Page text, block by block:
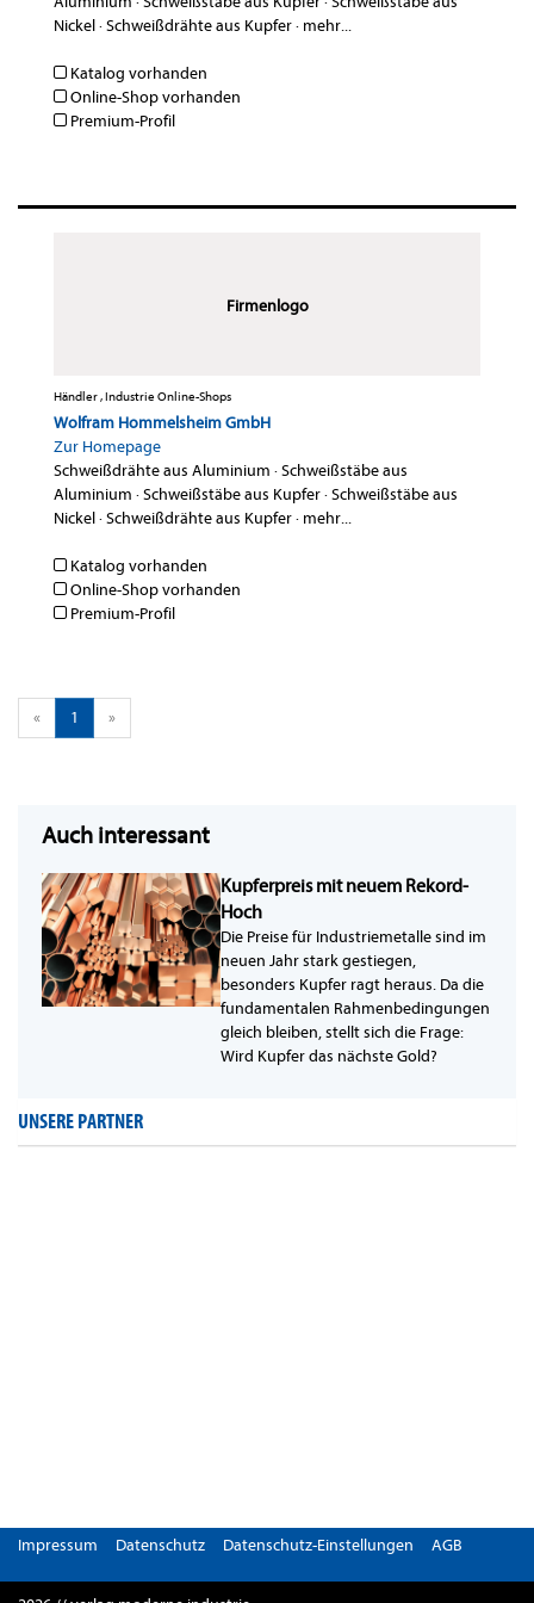
Nickel·Schweißdrähte aus Kupfer· mehr...
Katalog vorhanden
Online-Shop vorhanden
Premium-Profil
Firmenlogo
Händler , Industrie Online-Shops
Wolfram Hommelsheim GmbH
Zur Homepage
Schweißdrähte aus Aluminium ·Schweißstäbe aus
Aluminium ·Schweißstäbe aus Kupfer·Schweißstäbe aus
Nickel·Schweißdrähte aus Kupfer· mehr...
Katalog vorhanden
Online-Shop vorhanden
Premium-Profil
« 1 »
Auch interessant
Kupferpreis mit neuem Rekord-
Hoch
Die Preise für Industriemetalle sind im
neuen Jahr stark gestiegen,
besonders Kupfer ragt heraus. Da die
fundamentalen Rahmenbedingungen
gleich bleiben, stellt sich die Frage:
Wird Kupfer das nächste Gold?
UNSERE PARTNER
Impressum Datenschutz Datenschutz-Einstellungen AGB